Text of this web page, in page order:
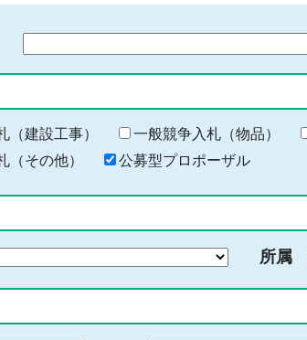
る
キ
ー
ー
入
力
（建設工事） 一般競争入札（物品）
（その他）
公募型プロポーザル
所属